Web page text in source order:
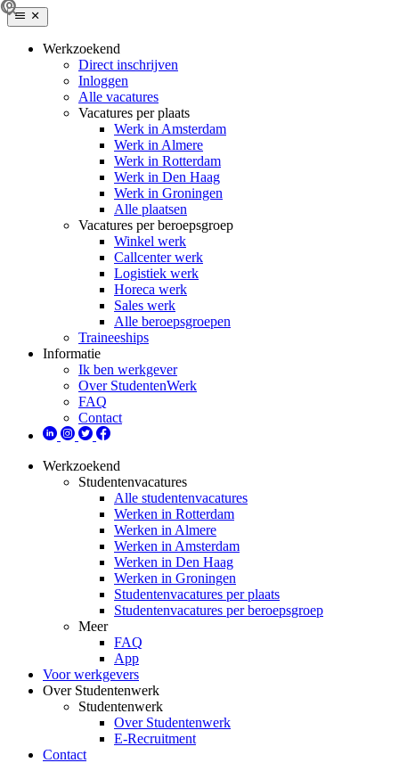
Werkzoekend
Direct inschrijven
Inloggen
Alle vacatures
Vacatures per plaats
Werk in Amsterdam
Werk in Almere
Werk in Rotterdam
Werk in Den Haag
Werk in Groningen
Alle plaatsen
Vacatures per beroepsgroep
Winkel werk
Callcenter werk
Logistiek werk
Horeca werk
Sales werk
Alle beroepsgroepen
Traineeships
Informatie
Ik ben werkgever
Over StudentenWerk
FAQ
Contact
Werkzoekend
Studentenvacatures
Alle studentenvacatures
Werken in Rotterdam
Werken in Almere
Werken in Amsterdam
Werken in Den Haag
Werken in Groningen
Studentenvacatures per plaats
Studentenvacatures per beroepsgroep
Meer
FAQ
App
Voor werkgevers
Over Studentenwerk
Studentenwerk
Over Studentenwerk
E-Recruitment
Contact